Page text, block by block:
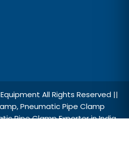
All Rights Reserved ||
Pneumatic Pipe Clamp
Pipe Clamp Exporter in India,